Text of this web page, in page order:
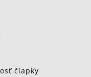
čiapky